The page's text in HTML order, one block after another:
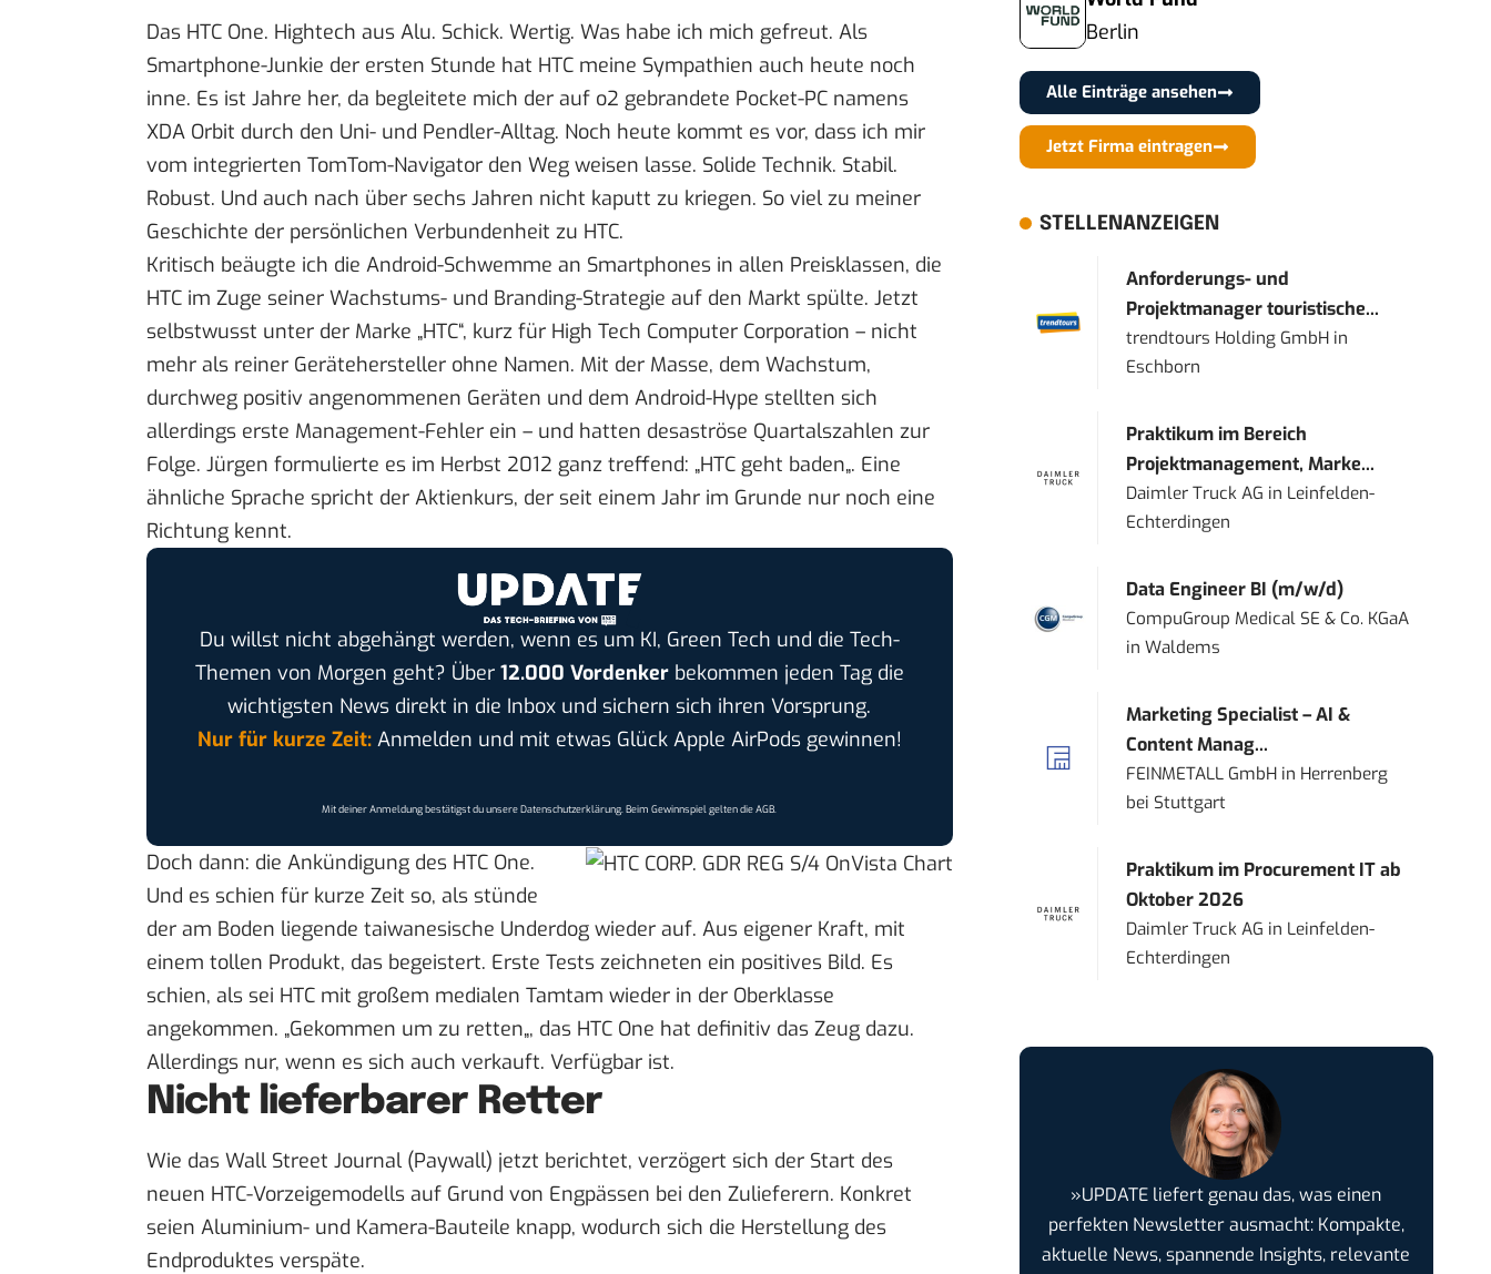
Das HTC One. Hightech aus Alu. Schick. Wertig. Was habe ich mich gefreut. Als
Smartphone-Junkie der ersten Stunde hat HTC meine Sympathien auch heute noch
inne. Es ist Jahre her, da begleitete mich der auf o2 gebrandete Pocket-PC namens
XDA Orbit durch den Uni- und Pendler-Alltag. Noch heute kommt es vor, dass ich mir
vom integrierten TomTom-Navigator den Weg weisen lasse. Solide Technik. Stabil.
Robust. Und auch nach über sechs Jahren nicht kaputt zu kriegen. So viel zu meiner
Geschichte der persönlichen Verbundenheit zu HTC.
Kritisch beäugte ich die Android-Schwemme an Smartphones in allen Preisklassen, die
HTC im Zuge seiner Wachstums- und Branding-Strategie auf den Markt spülte. Jetzt
selbstwusst unter der Marke „HTC“, kurz für High Tech Computer Corporation – nicht
mehr als reiner Gerätehersteller ohne Namen. Mit der Masse, dem Wachstum,
durchweg positiv angenommenen Geräten und dem Android-Hype stellten sich
allerdings erste Management-Fehler ein – und hatten desaströse Quartalszahlen zur
Folge. Jürgen formulierte es im Herbst 2012 ganz treffend: „HTC geht baden„. Eine
ähnliche Sprache spricht der Aktienkurs, der seit einem Jahr im Grunde nur noch eine
Richtung kennt.
Du willst nicht abgehängt werden, wenn es um KI, Green Tech und die Tech-
Themen von Morgen geht? Über 12.000 Vordenkerbekommen jeden Tag die
wichtigsten News direkt in die Inbox und sichern sich ihren Vorsprung.
Nur für kurze Zeit:Anmelden und mit etwas Glück Apple AirPods gewinnen!
Mit deiner Anmeldung bestätigst du unsereDatenschutzerklärung. Beim Gewinnspiel gelten dieAGB.
Doch dann: die Ankündigung des HTC One.
Und es schien für kurze Zeit so, als stünde
der am Boden liegende taiwanesische Underdog wieder auf. Aus eigener Kraft, mit
einem tollen Produkt, das begeistert. Erste Tests zeichneten ein positives Bild. Es
schien, als sei HTC mit großem medialen Tamtam wieder in der Oberklasse
angekommen. „Gekommen um zu retten„, das HTC One hat definitiv das Zeug dazu.
Allerdings nur, wenn es sich auch verkauft. Verfügbar ist.
Nicht lieferbarer Retter
Wie das Wall Street Journal(Paywall) jetzt berichtet, verzögert sich der Start des
neuen HTC-Vorzeigemodells auf Grund von Engpässen bei den Zulieferern. Konkret
seien Aluminium- und Kamera-Bauteile knapp, wodurch sich die Herstellung des
Endproduktes verspäte.
Berlin
Alle Einträge ansehen
Jetzt Firma eintragen
STELLENANZEIGEN
Anforderungs- und
Projektmanager touristische...
trendtours Holding GmbH in
Eschborn
Praktikum im Bereich
Projektmanagement, Marke...
Daimler Truck AG in Leinfelden-
Echterdingen
Data Engineer BI (m/w/d)
CompuGroup Medical SE & Co. KGaA
inWaldems
Marketing Specialist – AI &
Content Manag...
FEINMETALL GmbH in Herrenberg
bei Stuttgart
Praktikum im Procurement IT ab
Oktober 2026
Daimler Truck AG in Leinfelden-
Echterdingen
»UPDATE liefert genau das, was einen
perfekten Newsletter ausmacht: Kompakte,
aktuelle News, spannende Insights, relevante